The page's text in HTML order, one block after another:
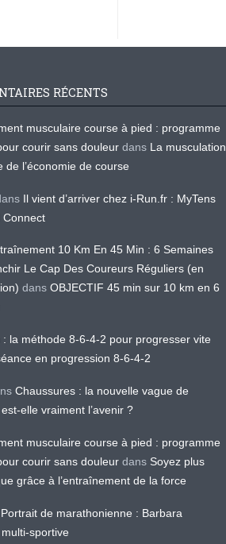
RÉCENTS
musculaire course à pied : programme
courir sans douleur dans La musculation
de l’économie de course
Il vient d’arriver chez i-Run.fr : MyTens
Connect
10 Km En 45 Min : 6 Semaines
Le Cap Des Coureurs Réguliers (en
dans OBJECTIF 45 min sur 10 km en 6
: la méthode 8-6-4-2 pour progresser vite
en progression 8-6-4-2
Chaussures : la nouvelle vague de
est-elle vraiment l’avenir ?
musculaire course à pied : programme
courir sans douleur dans Soyez plus
grâce à l’entraînement de la force
Portrait de marathonienne : Barbara
sportive